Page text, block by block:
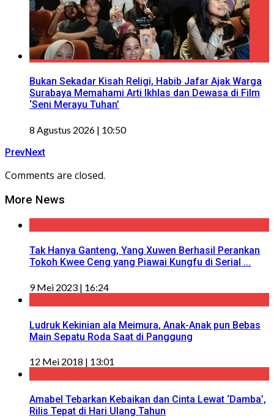
Bukan Sekadar Kisah Religi, Habib Jafar Ajak Warga
Surabaya Memahami Arti Ikhlas dan Dewasa di Film
‘Seni Merayu Tuhan’
8 Agustus 2026 | 10:50
PrevNext
Comments are closed.
More News
Tak Hanya Ganteng, Yang Xuwen Berhasil Perankan
Tokoh Kwee Ceng yang Piawai Kungfu di Serial ...
9 Mei 2023 | 16:24
Ludruk Kekinian ala Meimura, Anak-Anak pun Bebas
Main Sepatu Roda Saat di Panggung
12 Mei 2018 | 13:01
Amabel Tebarkan Kebaikan dan Cinta Lewat ‘Damba’,
Rilis Tepat di Hari Ulang Tahun